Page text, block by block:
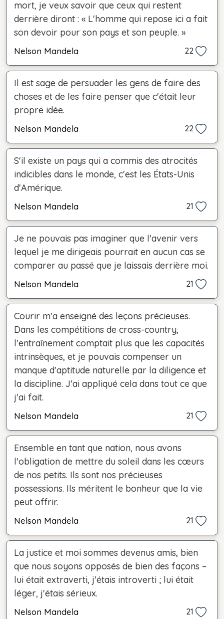
mort, je veux savoir que ceux qui restent
derrière diront : « L'homme qui repose ici a fait
son devoir pour son pays et son peuple. »
Nelson Mandela 22
Il est sage de persuader les gens de faire des
choses et de les faire penser que c'était leur
propre idée.
Nelson Mandela 22
S'il existe un pays qui a commis des atrocités
indicibles dans le monde, c'est les États-Unis
d'Amérique.
Nelson Mandela 21
Je ne pouvais pas imaginer que l'avenir vers
lequel je me dirigeais pourrait en aucun cas se
comparer au passé que je laissais derrière moi.
Nelson Mandela 21
Courir m'a enseigné des leçons précieuses.
Dans les compétitions de cross-country,
l'entraînement comptait plus que les capacités
intrinsèques, et je pouvais compenser un
manque d'aptitude naturelle par la diligence et
la discipline. J'ai appliqué cela dans tout ce que
j'ai fait.
Nelson Mandela 21
Ensemble en tant que nation, nous avons
l'obligation de mettre du soleil dans les cœurs
de nos petits. Ils sont nos précieuses
possessions. Ils méritent le bonheur que la vie
peut offrir.
Nelson Mandela 21
La justice et moi sommes devenus amis, bien
que nous soyons opposés de bien des façons –
lui était extraverti, j'étais introverti ; lui était
léger, j'étais sérieux.
Nelson Mandela 21